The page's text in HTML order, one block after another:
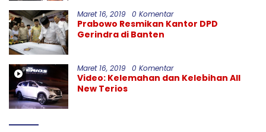
Maret 16, 2019 0 Komentar
Prabowo Resmikan Kantor DPD
Gerindra di Banten
Maret 16, 2019 0 Komentar
Video: Kelemahan dan Kelebihan All
New Terios